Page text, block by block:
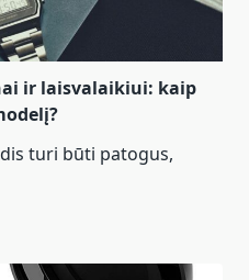
ir laisvalaikiui: kaip
turi būti patogus,